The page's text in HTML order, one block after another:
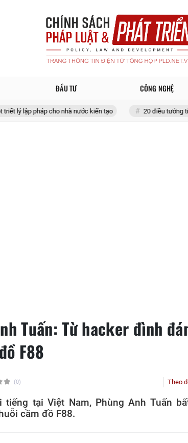
ĐẦU TƯ CÔNG NGHỆ
cho nhà nước kiến tạo 20 điều tưởng tiết kiệm
Tuấn: Từ hacker đình
F88
(0) Theo
tại Việt Nam, Phùng Anh Tuấn
cầm đồ F88.